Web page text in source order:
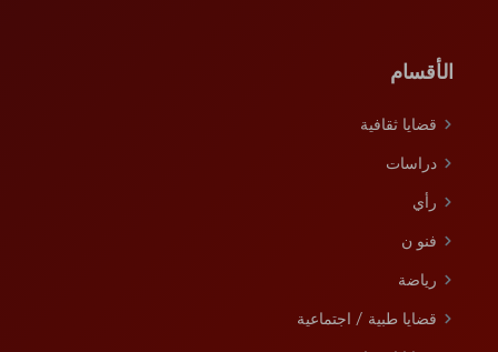
الأقسام
قضايا ثقافية
دراسات
رأي
فنو ن
رﯾﺎﺿﺔ
قضايا طبية / اجتماعية